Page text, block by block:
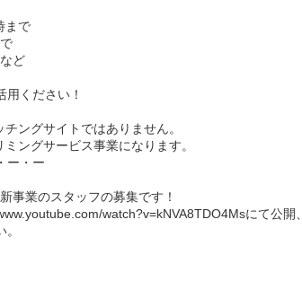
まで
ど
用ください！
ングサイトではありません。
ングサービス事業になります。
ー・ー
事業のスタッフの募集です！
watch?v=kNVA8TDO4Msにて公開、